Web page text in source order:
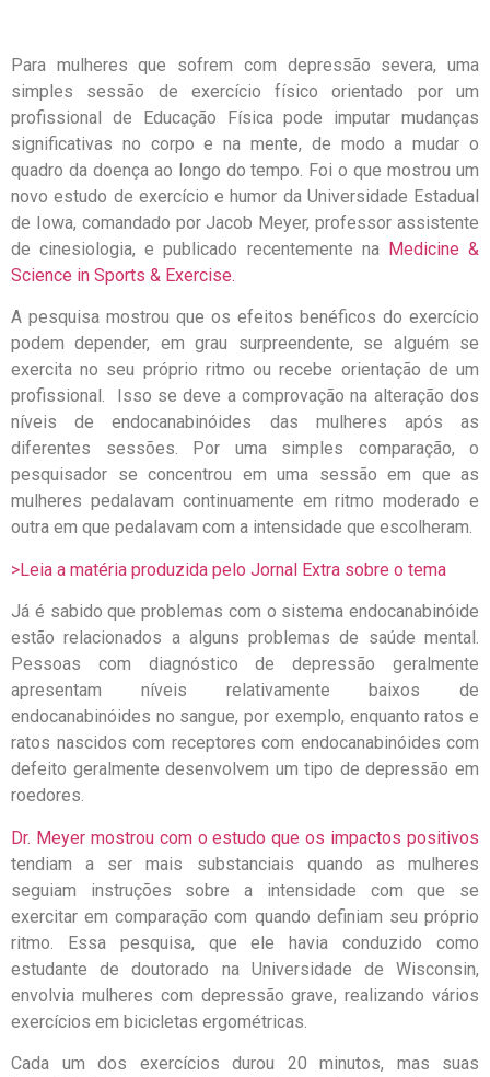
Para mulheres que sofrem com depressão severa, uma
simples sessão de exercício físico orientado por um
profissional de Educação Física pode imputar mudanças
significativas no corpo e na mente, de modo a mudar o
quadro da doença ao longo do tempo. Foi o que mostrou um
novo estudo de exercício e humor da Universidade Estadual
de Iowa, comandado por Jacob Meyer, professor assistente
de cinesiologia, e publicado recentemente na Medicine &
Science in Sports & Exercise.
A pesquisa mostrou que os efeitos benéficos do exercício
podem depender, em grau surpreendente, se alguém se
exercita no seu próprio ritmo ou recebe orientação de um
profissional. Isso se deve a comprovação na alteração dos
níveis de endocanabinóides das mulheres após as
diferentes sessões. Por uma simples comparação, o
pesquisador se concentrou em uma sessão em que as
mulheres pedalavam continuamente em ritmo moderado e
outra em que pedalavam com a intensidade que escolheram.
>Leia a matéria produzida pelo Jornal Extra sobre o tema
Já é sabido que problemas com o sistema endocanabinóide
estão relacionados a alguns problemas de saúde mental.
Pessoas com diagnóstico de depressão geralmente
apresentam níveis relativamente baixos de
endocanabinóides no sangue, por exemplo, enquanto ratos e
ratos nascidos com receptores com endocanabinóides com
defeito geralmente desenvolvem um tipo de depressão em
roedores.
Dr. Meyer mostrou com o estudo que os impactos positivos
tendiam a ser mais substanciais quando as mulheres
seguiam instruções sobre a intensidade com que se
exercitar em comparação com quando definiam seu próprio
ritmo. Essa pesquisa, que ele havia conduzido como
estudante de doutorado na Universidade de Wisconsin,
envolvia mulheres com depressão grave, realizando vários
exercícios em bicicletas ergométricas.
Cada um dos exercícios durou 20 minutos, mas suas